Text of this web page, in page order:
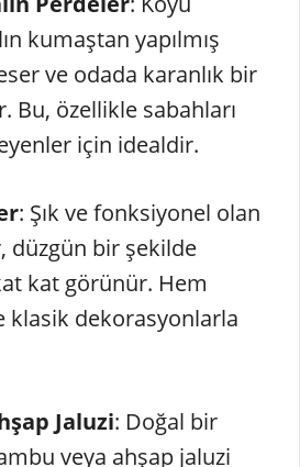
kumaştan yapılmış
ve odada karanlık bir
Bu, özellikle sabahları
için idealdir.
: Şık ve fonksiyonel olan
düzgün bir şekilde
kat görünür. Hem
klasik dekorasyonlarla
Jaluzi: Doğal bir
veya ahşap jaluzi